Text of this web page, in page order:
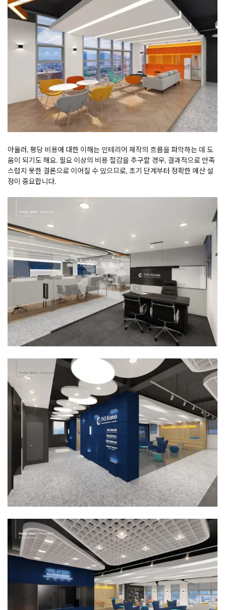
아울러, 평당 비용에 대한 이해는 인테리어 제작의 흐름을 파악하는 데 도
움이 되기도 해요. 필요 이상의 비용 절감을 추구할 경우, 결과적으로 만족
스럽지 못한 결론으로 이어질 수 있으므로, 초기 단계부터 정확한 예산 설
정이 중요합니다.